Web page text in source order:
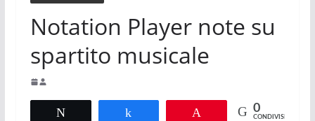
Notation Player note su
spartito musicale
0
CONDIVISIONI